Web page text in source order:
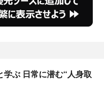
学ぶ 日常に潜む“人身取